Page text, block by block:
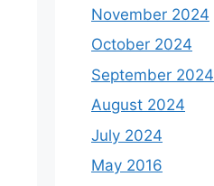
November 2024
October 2024
September 2024
August 2024
July 2024
May 2016